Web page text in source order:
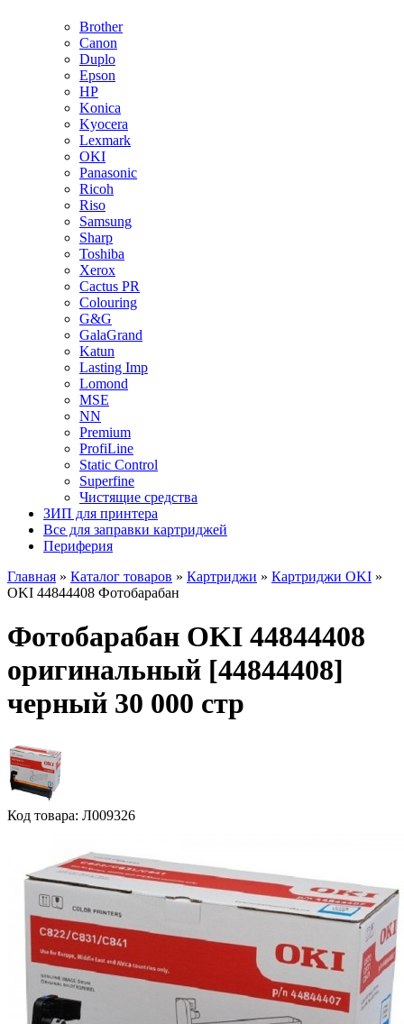
Brother
Canon
Duplo
Epson
HP
Konica
Kyocera
Lexmark
OKI
Panasonic
Ricoh
Riso
Samsung
Sharp
Toshiba
Xerox
Cactus PR
Colouring
G&G
GalaGrand
Katun
Lasting Imp
Lomond
MSE
NN
Premium
ProfiLine
Static Control
Superfine
Чистящие средства
ЗИП для принтера
Все для заправки картриджей
Периферия
Главная » Каталог товаров » Картриджи » Картриджи OKI »
OKI 44844408 Фотобарабан
Фотобарабан OKI 44844408
оригинальный [44844408]
черный 30 000 стр
Код товара: Л009326